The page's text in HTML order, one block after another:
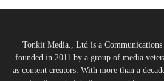
Tonkit Media., Ltd is a
founded in 2011 by a group of media
as content creators. With more than a